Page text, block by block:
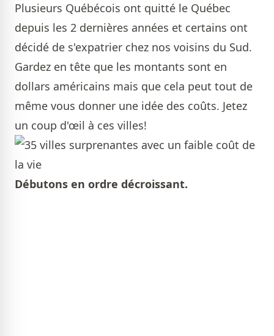
Plusieurs Québécois ont quitté le Québec
depuis les 2 dernières années et certains ont
décidé de s'expatrier chez nos voisins du Sud.
Gardez en tête que les montants sont en
dollars américains mais que cela peut tout de
même vous donner une idée des coûts. Jetez
un coup d'œil à ces villes!
Débutons en ordre décroissant.